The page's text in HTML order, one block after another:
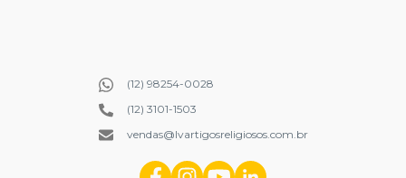
(12) 98254-0028
(12) 3101-1503
vendas@lvartigosreligiosos.com.br